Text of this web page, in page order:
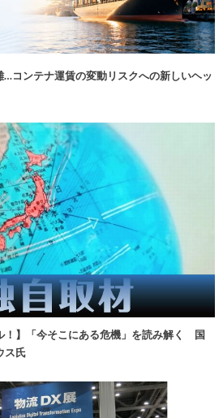
…コンテナ運賃の変動リスクへの新しいヘッ
！】「今そこにある危機」を読み解く 国
ス氏